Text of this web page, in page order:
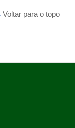
Voltar para o topo